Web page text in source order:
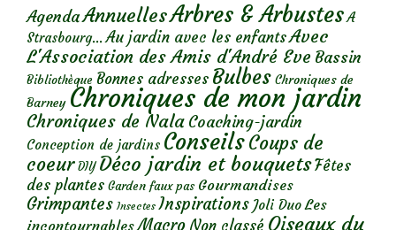
AgendaAnnuellesArbres & Arbustes A
Strasbourg... Au jardin avec les enfantsAvec
L'Association des Amis d'André Eve Bassin
Bibliothèque Bonnes adresses Bulbes Chroniques de
Barney Chroniques de mon jardin
Chroniques de Nala Coaching-jardin
Conception de jardins ConseilsCoups de
coeur DIY Déco jardin et bouquetsFêtes
des plantes Garden faux pas Gourmandises
Grimpantes Insectes Inspirations Joli Duo Les
incontournables Macro Non classé Oiseaux du